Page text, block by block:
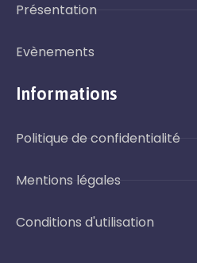
Présentation
Evènements
Informations
Politique de confidentialité
Mentions légales
Conditions d'utilisation